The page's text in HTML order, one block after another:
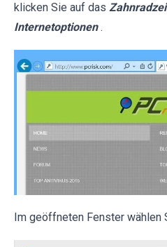
klicken Sie auf das
Internetoptionen .
Im geöffneten Fenster wählen